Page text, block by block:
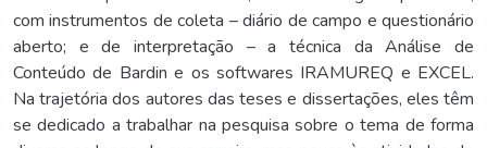
com instrumentos de coleta – diário de campo e questionário
aberto; e de interpretação – a técnica da Análise de
Conteúdo de Bardin e os softwares IRAMUREQ e EXCEL.
Na trajetória dos autores das teses e dissertações, eles têm
se dedicado a trabalhar na pesquisa sobre o tema de forma